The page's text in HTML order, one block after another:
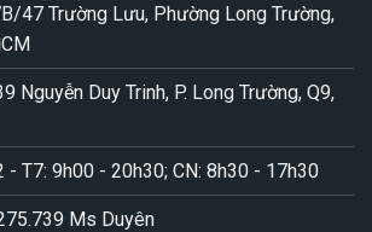
47 Trường Lưu, Phường Long Trường,
Nguyễn Duy Trinh, P. Long Trường, Q9,
- T7: 9h00 - 20h30; CN: 8h30 - 17h30
Ms Duyên